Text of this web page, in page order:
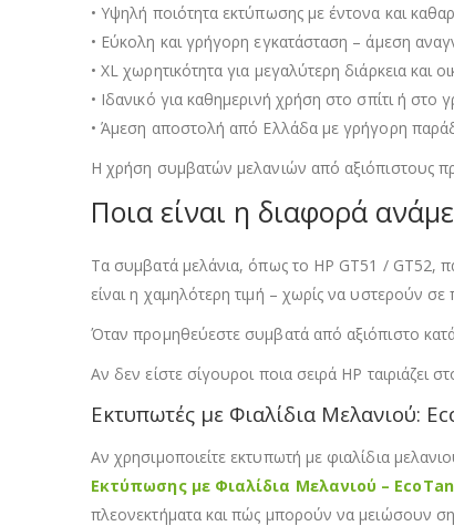
• Υψηλή ποιότητα εκτύπωσης με έντονα και
• Εύκολη και γρήγορη εγκατάσταση – άμεση
• XL χωρητικότητα για μεγαλύτερη διάρκεια και
• Ιδανικό για καθημερινή χρήση στο σπίτι ή στο
• Άμεση αποστολή από Ελλάδα με γρήγορη
Η χρήση συμβατών μελανιών από αξιόπιστους
Ποια είναι η διαφορά
Τα συμβατά μελάνια, όπως το HP GT51 / GT52,
είναι η χαμηλότερη τιμή – χωρίς να υστερούν
Όταν προμηθεύεστε συμβατά από αξιόπιστο
Αν δεν είστε σίγουροι ποια σειρά HP ταιριάζει
Εκτυπωτές με Φιαλίδια Μελανιού:
Αν χρησιμοποιείτε εκτυπωτή με φιαλίδια
Εκτύπωσης με Φιαλίδια Μελανιού –
πλεονεκτήματα και πώς μπορούν να μειώσουν